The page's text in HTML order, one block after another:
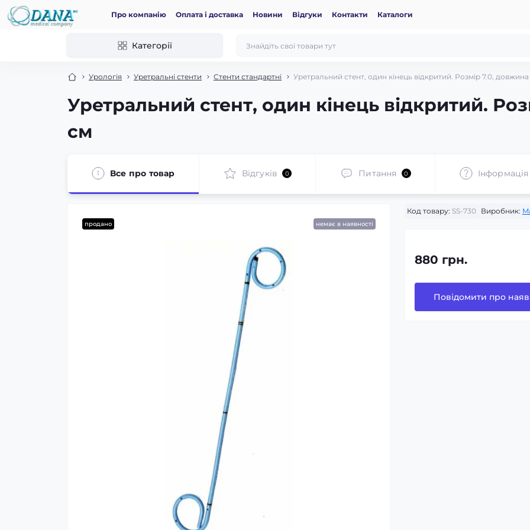
Про компанію Оплата і доставка Новини Відгуки Контакти Каталоги
Категорії
Урологія Уретральні стенти Стенти стандартні Уретральний стент, один кінець відкритий. Розмір 7.0,
Уретральний стент, один кінець відкритий.
см
Все про товар Відгуків 0 Питання 0 Iнформація
продано немає в наявності
Код товару: SS-730 Виробник:
880 грн.
Повідомити про